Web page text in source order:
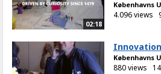
02:18
Københavns
4.096 views
Københavns
880 views